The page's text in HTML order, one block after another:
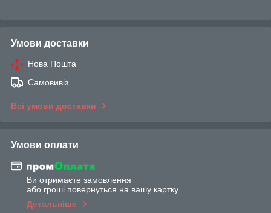
Умови доставки
Нова Пошта
Самовивіз
Всі умови доставки
Умови оплати
Ви отримаєте замовлення
або гроші повернуться на вашу картку
Детальніше